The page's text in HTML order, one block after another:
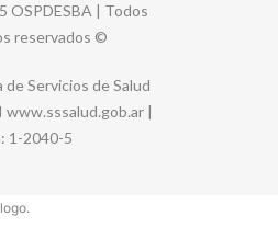
OSPDESBA | Todos
reservados ©
Servicios de Salud
www.sssalud.gob.ar |
: 1-2040-5